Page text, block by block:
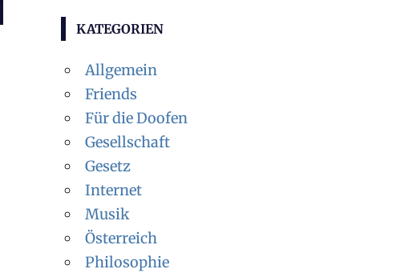
KATEGORIEN
Allgemein
Friends
Für die Doofen
Gesellschaft
Gesetz
Internet
Musik
Österreich
Philosophie